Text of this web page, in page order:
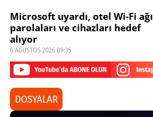
Microsoft uyardı, otel Wi-Fi ağı
parolaları ve cihazları hedef
alıyor
6 AĞUSTOS 2026 09:35
DOSYALAR